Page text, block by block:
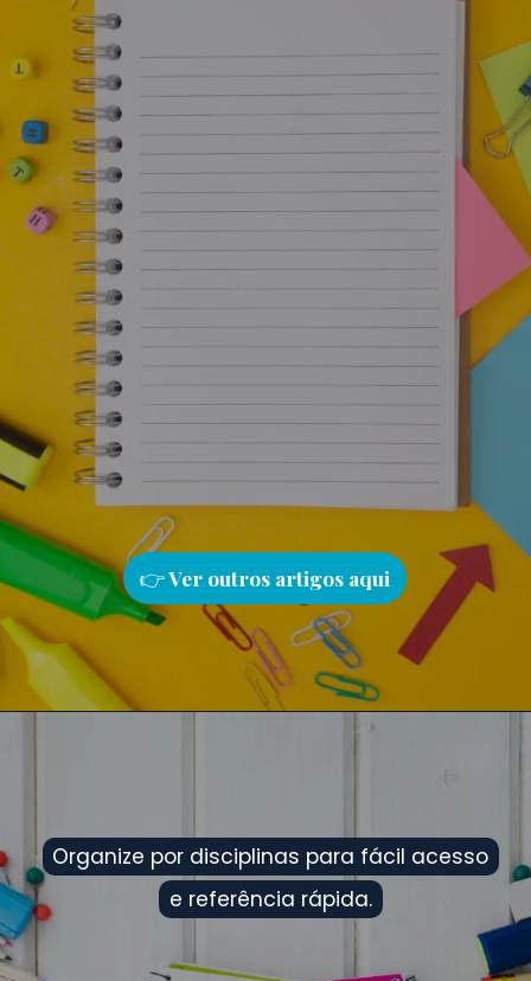
👉Ver outros artigos aqui
Organize por disciplinas para fácil acesso
e referência rápida.
Organize por disciplinas para fácil acesso
e referência rápida.